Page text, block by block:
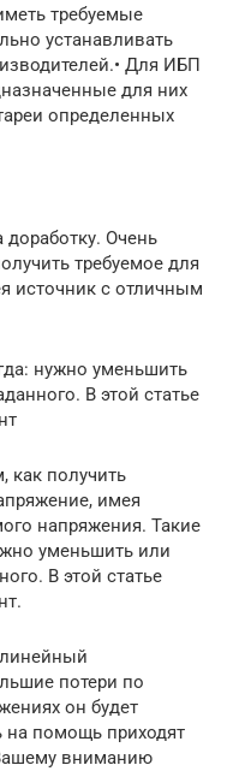
требуемые
устанавливать
Для ИБП
для них
определенных
Очень
требуемое для
источник с отличным
нужно уменьшить
В этой статье
как получить
имея
напряжения. Такие
уменьшить или
В этой статье
потери по
он будет
на помощь приходят
вниманию